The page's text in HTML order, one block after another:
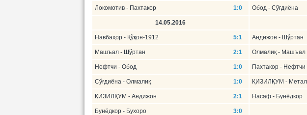
Локомотив - Пахтакор 1:0
14.05.2016
Навбаҳор - Қўқон-1912 5:1
Машъал - Шўртан 2:1
Нефтчи - Обод 1:0
Сўғдиёна - Олмалиқ 1:0
ҚИЗИЛҚУМ - Андижон 2:1
Бунёдкор - Бухоро 3:0
Обод - Сўғдиёна
Андижон - Шўртан
Олмалиқ - Машъал
Пахтакор - Нефтчи
ҚИЗИЛҚУМ -
Насаф - Бунёдкор